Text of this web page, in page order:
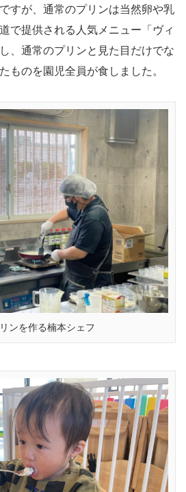
すが、通常のプリンは当然卵や乳
で提供される人気メニュー「ヴィ
、通常のプリンと見た目だけでな
ものを園児全員が食しました。
ンを作る楠本シェフ